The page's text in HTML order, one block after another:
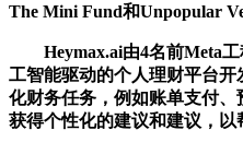
The Mini Fund和Unpopular
Heymax.ai由4名前Meta工
工智能驱动的个人理财平台
化财务任务，例如账单支付
获得个性化的建议和建议，以